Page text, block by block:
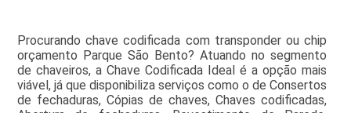
Procurando chave codificada com transponder ou chip
orçamento Parque São Bento? Atuando no segmento
de chaveiros, a Chave Codificada Ideal é a opção mais
viável, já que disponibiliza serviços como o de Consertos
de fechaduras, Cópias de chaves, Chaves codificadas,